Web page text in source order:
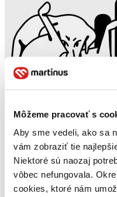
Môžeme pracovať s
Aby sme vedeli, ako sa
vám zobraziť tie
Niektoré sú naozaj
vôbec nefungovala.
cookies, ktoré nám